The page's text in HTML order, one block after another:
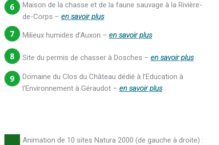
Maison de la chasse et de la faune sauvage à la Rivière-
de-Corps – en savoir plus
Milieux humides d’Auxon – en savoir plus
Site du permis de chasser à Dosches – en savoir plus
Domaine du Clos du Château dédié à l’Education à
l’Environnement à Géraudot – en savoir plus
Animation de 10 sites Natura 2000 (de gauche à droite) :